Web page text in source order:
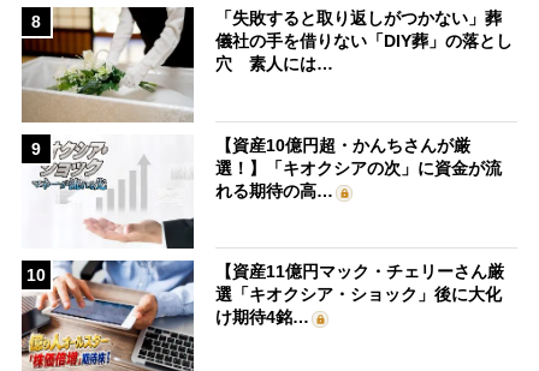
8
「失敗すると取り返しがつかない」葬
儀社の手を借りない「DIY葬」の落とし
穴 素人には…
9
【資産10億円超・かんちさんが厳
選！】「キオクシアの次」に資金が流
れる期待の高…
10
【資産11億円マック・チェリーさん厳
選「キオクシア・ショック」後に大化
け期待4銘…